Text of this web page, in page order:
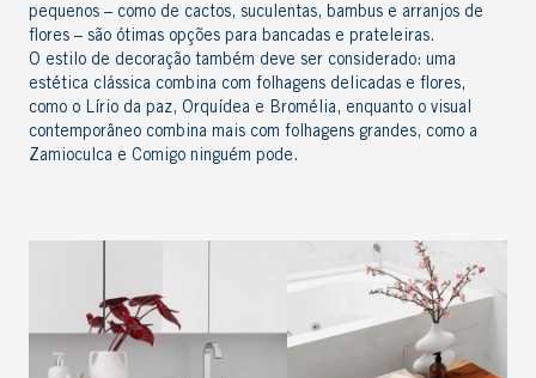
pequenos – como de cactos, suculentas, bambus e arranjos de
flores – são ótimas opções para bancadas e prateleiras.
O estilo de decoração também deve ser considerado: uma
estética clássica combina com folhagens delicadas e flores,
como o Lírio da paz, Orquídea e Bromélia, enquanto o visual
contemporâneo combina mais com folhagens grandes, como a
Zamioculca e Comigo ninguém pode.